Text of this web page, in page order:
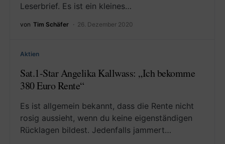
Leserbrief. Es ist ein kleines…
von Tim Schäfer 26. Dezember 2020
Aktien
Sat.1-Star Angelika Kallwass: „Ich bekomme
380 Euro Rente“
Es ist allgemein bekannt, dass die Rente nicht
rosig aussieht, wenn du keine eigenständigen
Rücklagen bildest. Jedenfalls jammert…